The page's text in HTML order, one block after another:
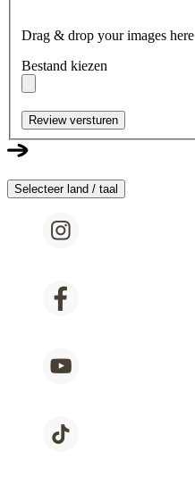
Drag & drop your images here
Bestand kiezen
Review versturen
Selecteer land / taal